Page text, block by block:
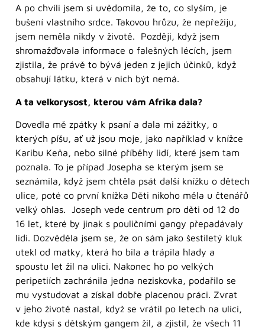
A po chvíli jsem si uvědomila, že to, co slyším, je
bušení vlastního srdce. Takovou hrůzu, že nepřežiju,
jsem neměla nikdy v životě. Později, když jsem
shromažďovala informace o falešných lécích, jsem
zjistila, že právě to bývá jeden z jejich účinků, když
obsahují látku, která v nich být nemá.
A ta velkorysost, kterou vám Afrika dala?
Dovedla mě zpátky k psaní a dala mi zážitky, o
kterých píšu, ať už jsou moje, jako například v knížce
Karibu Keňa, nebo silné příběhy lidí, které jsem tam
poznala. To je případ Josepha se kterým jsem se
seznámila, když jsem chtěla psát další knížku o dětech
ulice, poté co první knížka Děti nikoho měla u čtenářů
velký ohlas. Joseph vede centrum pro děti od 12 do
16 let, které by jinak s pouličními gangy přepadávaly
lidi. Dozvěděla jsem se, že on sám jako šestiletý kluk
utekl od matky, která ho bila a trápila hlady a
spoustu let žil na ulici. Nakonec ho po velkých
peripetiích zachránila jedna neziskovka, podařilo se
mu vystudovat a získal dobře placenou práci. Zvrat
v jeho životě nastal, když se vrátil po letech na ulici,
kde kdysi s dětským gangem žil, a zjistil, že všech 11